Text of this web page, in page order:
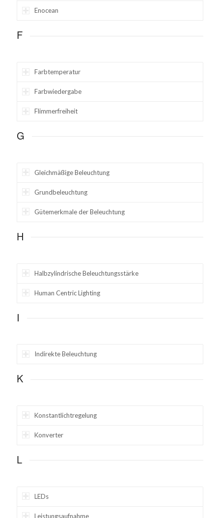
Enocean
F
Farbtemperatur
Farbwiedergabe
Flimmerfreiheit
G
Gleichmäßige Beleuchtung
Grundbeleuchtung
Gütemerkmale der Beleuchtung
H
Halbzylindrische Beleuchtungsstärke
Human Centric Lighting
I
Indirekte Beleuchtung
K
Konstantlichtregelung
Konverter
L
LEDs
Leistungsaufnahme